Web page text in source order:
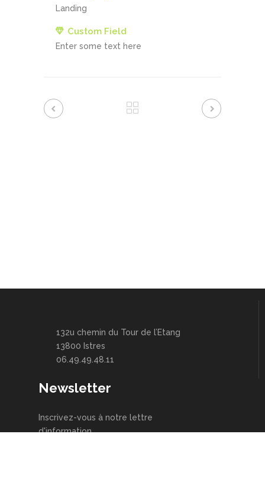
Landing
Custom Field
Enter some text here
132u chemin du Tour de l’Etang
13800 Istres
06.49.49.48.11
Newsletter
Inscrivez-vous à notre lettre
d'information